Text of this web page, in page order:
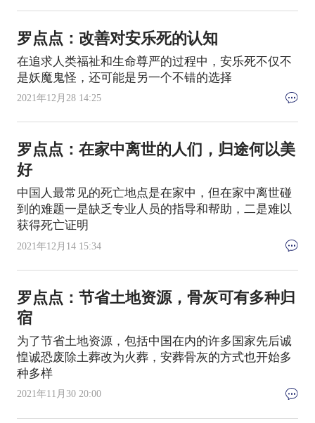
罗点点：改善对安乐死的认知
在追求人类福祉和生命尊严的过程中，安乐死不仅不
是妖魔鬼怪，还可能是另一个不错的选择
2021年12月28 14:25
罗点点：在家中离世的人们，归途何以美
好
中国人最常见的死亡地点是在家中，但在家中离世碰
到的难题一是缺乏专业人员的指导和帮助，二是难以
获得死亡证明
2021年12月14 15:34
罗点点：节省土地资源，骨灰可有多种归
宿
为了节省土地资源，包括中国在内的许多国家先后诚
惶诚恐废除土葬改为火葬，安葬骨灰的方式也开始多
种多样
2021年11月30 20:00